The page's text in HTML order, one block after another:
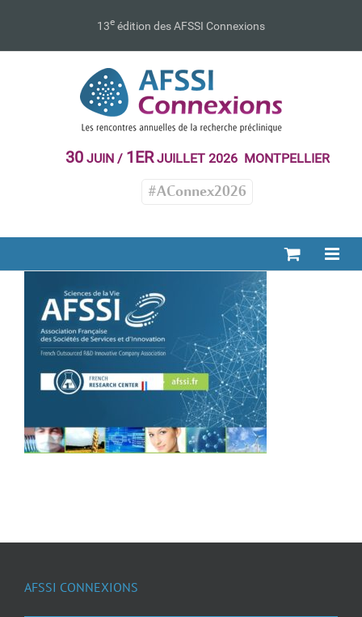
13e édition des AFSSI Connexions
30JUIN / 1ERJUILLET 2026 MONTPELLIER
#AConnex2026
AFSSI CONNEXIONS